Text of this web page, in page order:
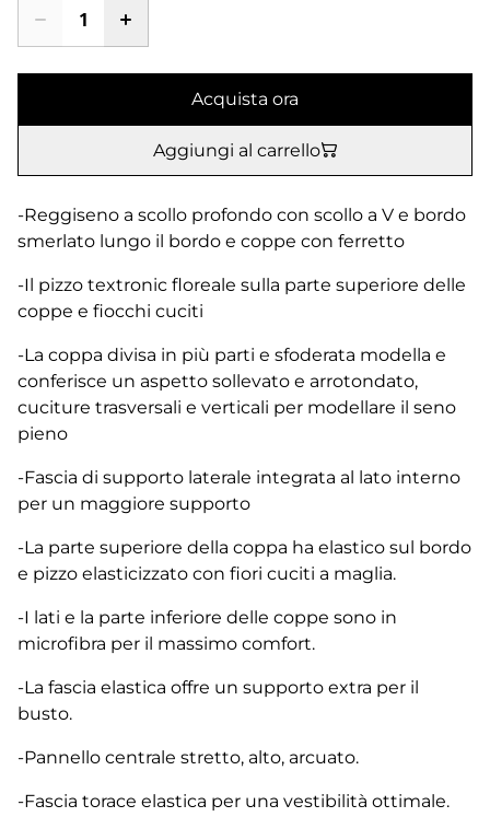
Acquista ora
Aggiungi al carrello
-Reggiseno a scollo profondo con scollo a V e bordo
smerlato lungo il bordo e coppe con ferretto
-Il pizzo textronic floreale sulla parte superiore delle
coppe e fiocchi cuciti
-La coppa divisa in più parti e sfoderata modella e
conferisce un aspetto sollevato e arrotondato,
cuciture trasversali e verticali per modellare il seno
pieno
-Fascia di supporto laterale integrata al lato interno
per un maggiore supporto
-La parte superiore della coppa ha elastico sul bordo
e pizzo elasticizzato con fiori cuciti a maglia.
-I lati e la parte inferiore delle coppe sono in
microfibra per il massimo comfort.
-La fascia elastica offre un supporto extra per il
busto.
-Pannello centrale stretto, alto, arcuato.
-Fascia torace elastica per una vestibilità ottimale.